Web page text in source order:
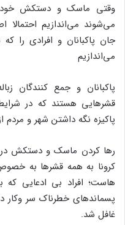
وقتی ماسک و دستکش خود
می‌شوند می‌اندازیم
جان پاکبانان و افرادی را
می‌اندازیم
پاکبانان و جمع کنندگان
قشرهایی هستند که در
پاکیزه نگه داشتن شهر و مردم
رها کردن ماسک و دستکش در
کرونا به همه قشرها به
هاست؛ افراد بی ادعایی که
پسماندهای خطرناک سر وکار
غافل شد.